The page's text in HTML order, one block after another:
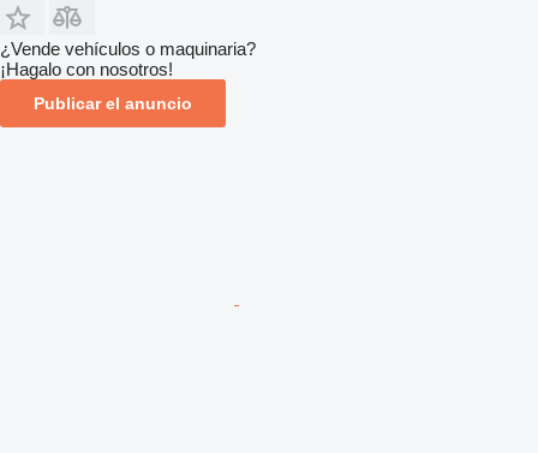
¿Vende vehículos o maquinaria?
¡Hagalo con nosotros!
Publicar el anuncio